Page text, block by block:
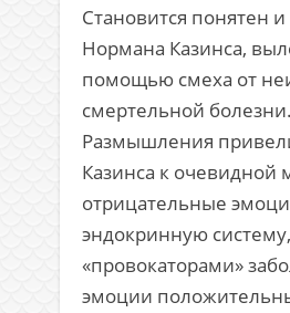
Становится понятен
Нормана Казинса,
помощью смеха от
смертельной болезни.
Размышления
Казинса к очевидной
отрицательные
эндокринную
«провокаторами»
эмоции